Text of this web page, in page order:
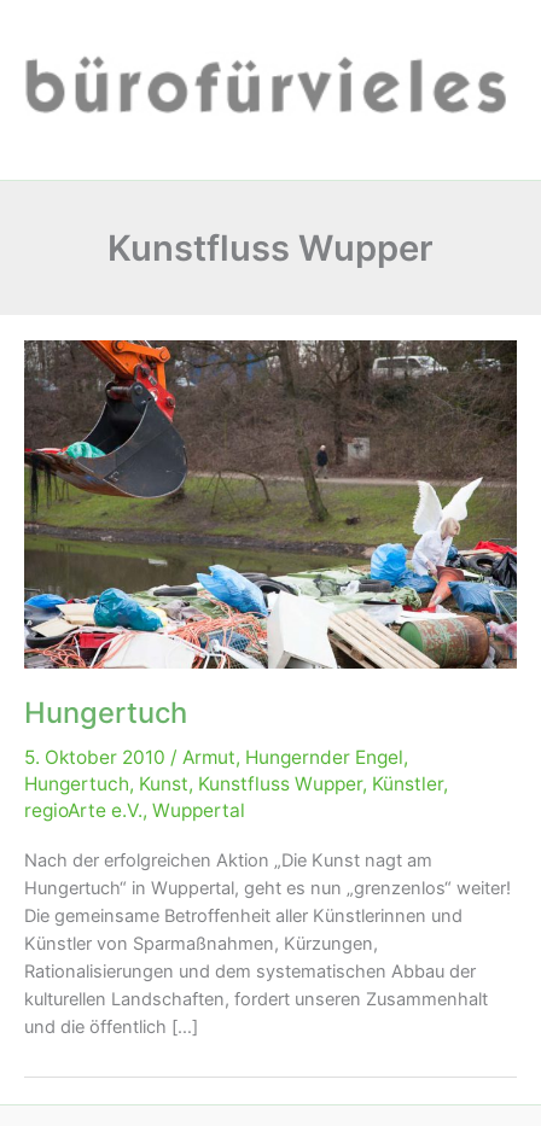
springen
Kunstfluss Wupper
Hungertuch
5. Oktober 2010 / Armut, Hungernder Engel,
Hungertuch, Kunst, Kunstfluss Wupper, Künstler,
regioArte e.V., Wuppertal
Nach der erfolgreichen Aktion „Die Kunst nagt am
Hungertuch“ in Wuppertal, geht es nun „grenzenlos“ weiter!
Die gemeinsame Betroffenheit aller Künstlerinnen und
Künstler von Sparmaßnahmen, Kürzungen,
Rationalisierungen und dem systematischen Abbau der
kulturellen Landschaften, fordert unseren Zusammenhalt
und die öffentlich […]